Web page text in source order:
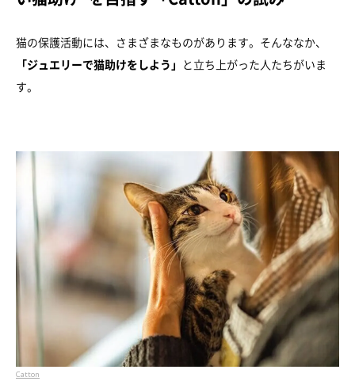
猫の保護活動には、さまざまなものがあります。そんななか、
「ジュエリーで猫助けをしよう」 と立ち上がった人たちがいま
す。
Catton